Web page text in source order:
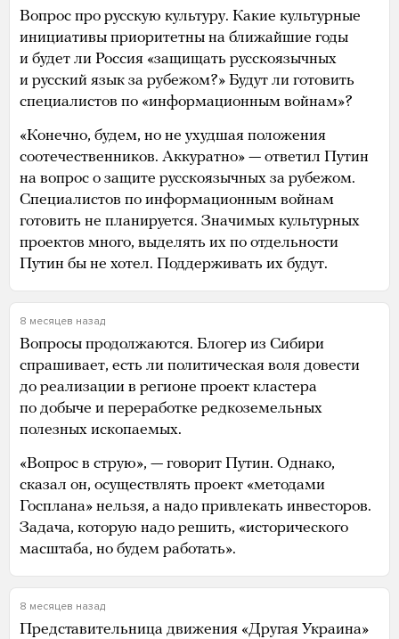
Вопрос про русскую культуру. Какие культурные
инициативы приоритетны на ближайшие годы
и будет ли Россия «защищать русскоязычных
и русский язык за рубежом?» Будут ли готовить
специалистов по «информационным войнам»?
«Конечно, будем, но не ухудшая положения
соотечественников. Аккуратно» — ответил Путин
на вопрос о защите русскоязычных за рубежом.
Специалистов по информационным войнам
готовить не планируется. Значимых культурных
проектов много, выделять их по отдельности
Путин бы не хотел. Поддерживать их будут.
8 месяцев назад
Вопросы продолжаются. Блогер из Сибири
спрашивает, есть ли политическая воля довести
до реализации в регионе проект кластера
по добыче и переработке редкоземельных
полезных ископаемых.
«Вопрос в струю», — говорит Путин. Однако,
сказал он, осуществлять проект «методами
Госплана» нельзя, а надо привлекать инвесторов.
Задача, которую надо решить, «исторического
масштаба, но будем работать».
8 месяцев назад
Представительница движения «Другая Украина»